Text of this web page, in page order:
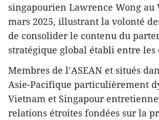
singapourien Lawrence Wong au
mars 2025, illustrant la volonté
de consolider le contenu du
stratégique global établi entre les
Membres de l’ASEAN et situés
Asie-Pacifique particulièrement
Vietnam et Singapour
relations étroites fondées sur la